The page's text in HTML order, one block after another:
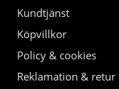
Kundtjänst
Köpvillkor
Policy & cookies
Reklamation & retur